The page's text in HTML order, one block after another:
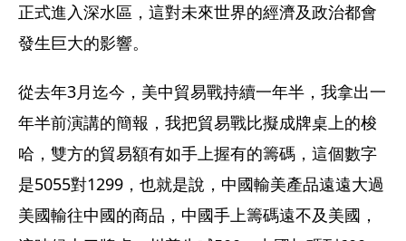
正式進入深水區，這對未來世界的經濟及政治都會
發生巨大的影響。
從去年3月迄今，美中貿易戰持續一年半，我拿出一
年半前演講的簡報，我把貿易戰比擬成牌桌上的梭
哈，雙方的貿易額有如手上握有的籌碼，這個數字
是5055對1299，也就是說，中國輸美產品遠遠大過
美國輸往中國的商品，中國手上籌碼遠不及美國，